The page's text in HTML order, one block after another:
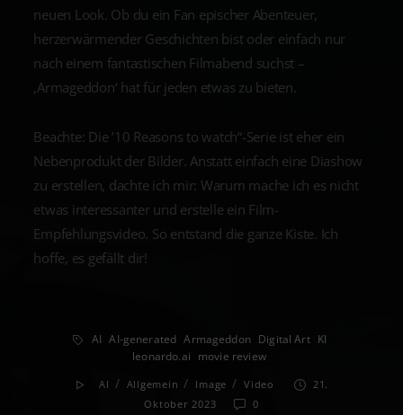
neuen Look. Ob du ein Fan epischer Abenteuer,
herzerwärmender Geschichten bist oder einfach nur
nach einem fantastischen Filmabend suchst –
‚Armageddon‘ hat für jeden etwas zu bieten.
Beachte: Die ’10 Reasons to watch“-Serie ist eher ein
Nebenprodukt der Bilder. Anstatt einfach eine Diashow
zu erstellen, dachte ich mir: Warum mache ich es nicht
etwas interessanter und erstelle ein Film-
Empfehlungsvideo. So entstand die ganze Kiste. Ich
hoffe, es gefällt dir!
AI AI-generated Armageddon Digital Art KI
leonardo.ai movie review
AI / Allgemein / Image / Video
21.
Oktober 2023
0